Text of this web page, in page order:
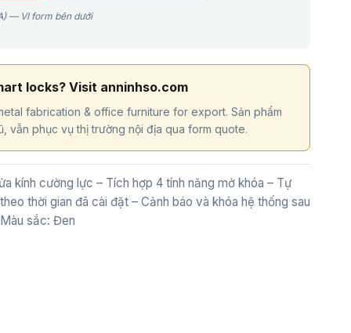
— VI form bên dưới
locks? Visit anninhso.com
fabrication & office furniture for export. Sản phẩm
vẫn phục vụ thị trường nội địa qua form quote.
kính cường lực – Tích hợp 4 tính năng mở khóa – Tự
thời gian đã cài đặt – Cảnh báo và khóa hệ thống sau
sắc: Đen